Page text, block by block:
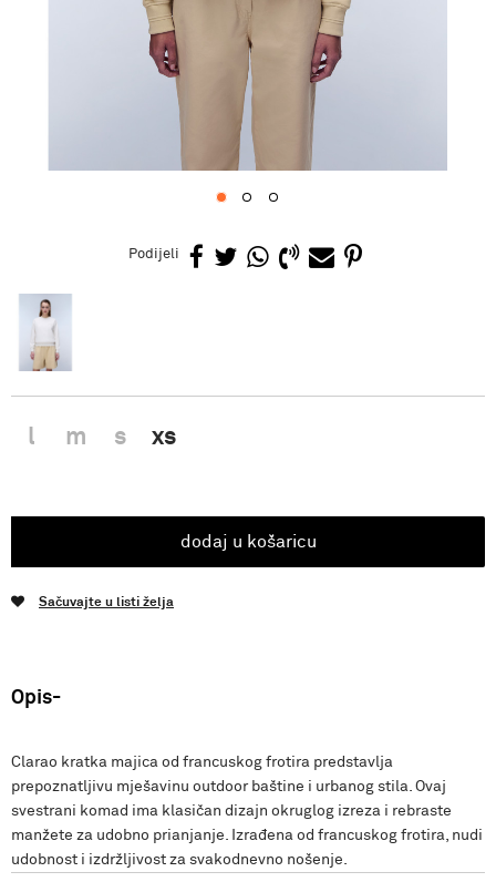
Podijeli
l m s xs
dodaj u košaricu
Sačuvajte u listi želja
Opis
Clarao kratka majica od francuskog frotira predstavlja
prepoznatljivu mješavinu outdoor baštine i urbanog stila. Ovaj
svestrani komad ima klasičan dizajn okruglog izreza i rebraste
manžete za udobno prianjanje. Izrađena od francuskog frotira, nudi
udobnost i izdržljivost za svakodnevno nošenje.